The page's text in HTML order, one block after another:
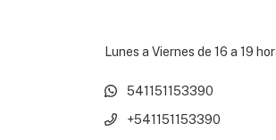
Lunes a Viernes de 16 a 19
541151153390
+541151153390